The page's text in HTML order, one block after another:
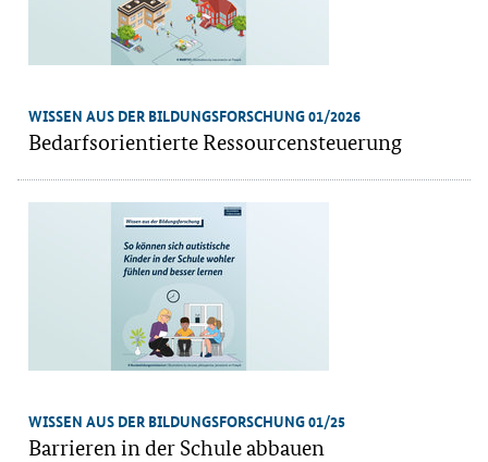
WISSEN AUS DER BILDUNGSFORSCHUNG 01/2026
Bedarfsorientierte Ressourcensteuerung
WISSEN AUS DER BILDUNGSFORSCHUNG 01/25
Barrieren in der Schule abbauen